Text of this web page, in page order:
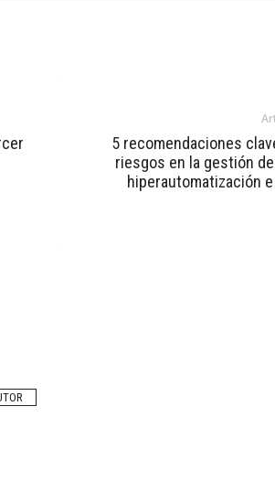
5 recomendaciones
riesgos en la gestión
hiperautomatización